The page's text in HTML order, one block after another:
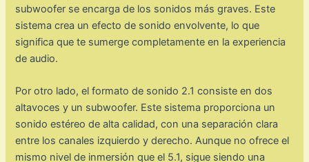
subwoofer se encarga de los sonidos más graves. Este
sistema crea un efecto de sonido envolvente, lo que
significa que te sumerge completamente en la experiencia
de audio.
Por otro lado, el formato de sonido 2.1 consiste en dos
altavoces y un subwoofer. Este sistema proporciona un
sonido estéreo de alta calidad, con una separación clara
entre los canales izquierdo y derecho. Aunque no ofrece el
mismo nivel de inmersión que el 5.1, sigue siendo una